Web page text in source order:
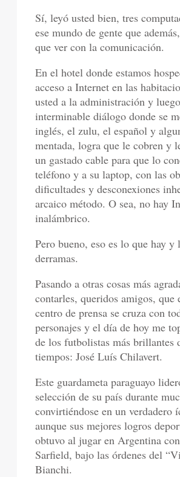
Sí, leyó usted bien, tres
ese mundo de gente que
que ver con la comunicación.
En el hotel donde estamos
acceso a Internet en las
usted a la administración y
interminable diálogo donde se
inglés, el zulu, el español y
mentada, logra que le cobren y
un gastado cable para que lo
teléfono y a su laptop, con las
dificultades y desconexiones
arcaico método. O sea, no hay
inalámbrico.
Pero bueno, eso es lo que hay y
derramas.
Pasando a otras cosas más
contarles, queridos amigos, que
centro de prensa se cruza con
personajes y el día de hoy me
de los futbolistas más brillantes
tiempos: José Luís Chilavert.
Este guardameta paraguayo
selección de su país durante
convirtiéndose en un verdadero
aunque sus mejores logros
obtuvo al jugar en Argentina
Sarfield, bajo las órdenes del
Bianchi.